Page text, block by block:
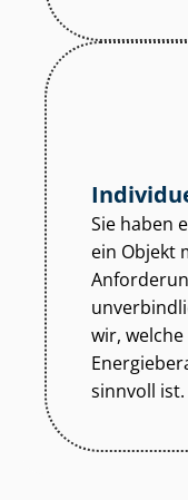
Sie haben
ein Objekt
wir,
sinnvoll ist.